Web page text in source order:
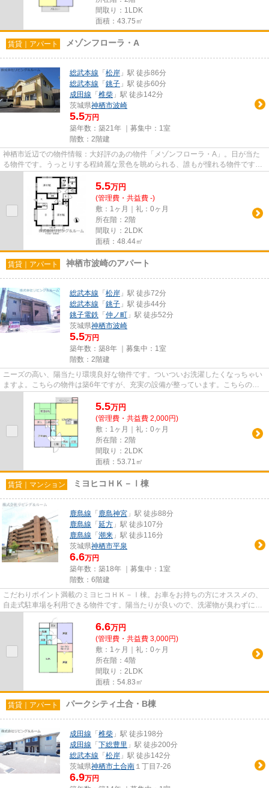
間取り：1LDK
面積：43.75㎡
賃貸｜アパート メゾンフローラ・A
総武本線 「 松岸 」駅 徒歩86分
総武本線 「 銚子 」駅 徒歩60分
成田線 「 椎柴 」駅 徒歩142分
茨城県神栖市波崎
5.5万円
築年数：築21年 ｜募集中： 1室
階数：2階建
神栖市近辺での物件情報：大好評のあの物件「メゾンフローラ・A」。日が当た
る物件です。うっとりする程綺麗な景色を眺められる、誰もが憧れる物件です。
こちらの物件はアパートです。...
5.5万円
(管理費・共益費 -)
敷：1ヶ月｜礼：0ヶ月
所在階：2階
間取り：2LDK
面積：48.44㎡
賃貸｜アパート 神栖市波崎のアパート
総武本線 「 松岸 」駅 徒歩72分
総武本線 「 銚子 」駅 徒歩44分
銚子電鉄 「 仲ノ町 」駅 徒歩52分
茨城県神栖市波崎
5.5万円
築年数：築8年 ｜募集中： 1室
階数：2階建
ニーズの高い、陽当たり環境良好な物件です。ついついお洗濯したくなっちゃい
ますよ。こちらの物件は築6年ですが、充実の設備が整っています。こちらの物
5.5万円
(管理費・共益費 2,000円)
敷：1ヶ月｜礼：0ヶ月
所在階：2階
間取り：2LDK
面積：53.71㎡
賃貸｜マンション ミヨヒコＨＫ－Ⅰ棟
鹿島線 「 鹿島神宮 」駅 徒歩88分
鹿島線 「 延方 」駅 徒歩107分
鹿島線 「 潮来 」駅 徒歩116分
茨城県神栖市平泉
6.6万円
築年数：築18年 ｜募集中： 1室
階数：6階建
こだわりポイント満載のミヨヒコＨＫ－Ⅰ棟。お車をお持ちの方にオススメの、
自走式駐車場を利用できる物件です。陽当たりが良いので、洗濯物が臭わずに乾
6.6万円
(管理費・共益費 3,000円)
敷：1ヶ月｜礼：0ヶ月
所在階：4階
間取り：2LDK
面積：54.83㎡
賃貸｜アパート パークシティ土合・B棟
成田線 「 椎柴 」駅 徒歩198分
成田線 「 下総豊里 」駅 徒歩200分
総武本線 「 松岸 」駅 徒歩142分
茨城県神栖市土合南 １丁目7-26
6.9万円